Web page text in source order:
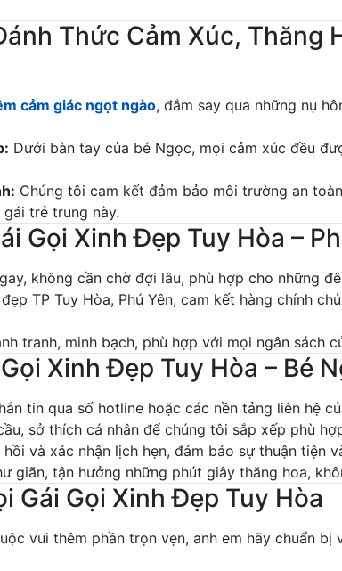
Thức Cảm Xúc, Thăng
cảm giác ngọt ngào, đắm say qua những nụ
Dưới bàn tay của bé Ngọc, mọi cảm xúc đều
Chúng tôi cam kết đảm bảo môi trường an
trẻ trung này.
Gọi Xinh Đẹp Tuy Hòa –
không cần chờ đợi lâu, phù hợp cho những
TP Tuy Hòa, Phú Yên, cam kết hàng chính
tranh, minh bạch, phù hợp với mọi ngân sách
Xinh Đẹp Tuy Hòa – Bé
tin qua số hotline hoặc các nền tảng liên hệ
sở thích cá nhân để chúng tôi sắp xếp phù
và xác nhận lịch hẹn, đảm bảo sự thuận tiện
giãn, tận hưởng những phút giây thăng hoa,
Gái Gọi Xinh Đẹp Tuy Hòa
vui thêm phần trọn vẹn, anh em hãy chuẩn bị